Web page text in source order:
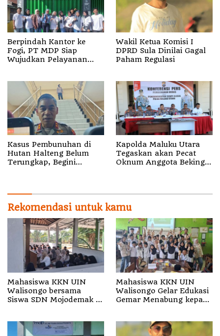
Berpindah Kantor ke
Fogi, PT MDP Siap
Wujudkan Pelayanan
Wakil Ketua Komisi I
DPRD Sula Dinilai Gagal
Paham Regulasi
Kasus Pembunuhan di
Hutan Halteng Belum
Terungkap, Begini
Kapolda Maluku Utara
Tegaskan akan Pecat
Oknum Anggota Bekingi
Rekomendasi untuk kamu
Mahasiswa KKN UIN
Walisongo bersama
Siswa SDN Mojodemak 3
Mahasiswa KKN UIN
Walisongo Gelar Edukasi
Gemar Menabung kepada